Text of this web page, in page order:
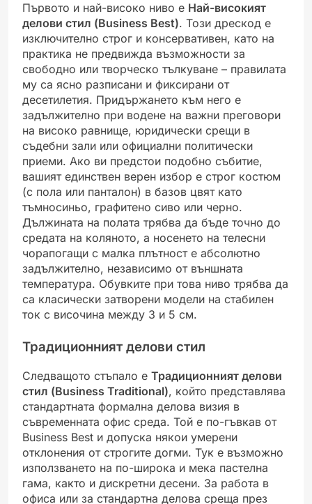
Първото и най-високо ниво е Най-високият
делови стил (Business Best). Този дрескод е
изключително строг и консервативен, като на
практика не предвижда възможности за
свободно или творческо тълкуване – правилата
му са ясно разписани и фиксирани от
десетилетия. Придържането към него е
задължително при водене на важни преговори
на високо равнище, юридически срещи в
съдебни зали или официални политически
приеми. Ако ви предстои подобно събитие,
вашият единствен верен избор е строг костюм
(с пола или панталон) в базов цвят като
тъмносиньо, графитено сиво или черно.
Дължината на полата трябва да бъде точно до
средата на коляното, а носенето на телесни
чорапогащи с малка плътност е абсолютно
задължително, независимо от външната
температура. Обувките при това ниво трябва да
са класически затворени модели на стабилен
ток с височина между 3 и 5 см.
Традиционният делови стил
Следващото стъпало е Традиционният делови
стил (Business Traditional), който представлява
стандартната формална делова визия в
съвременната офис среда. Той е по-гъвкав от
Business Best и допуска някои умерени
отклонения от строгите догми. Тук е възможно
използването на по-широка и мека пастелна
гама, както и дискретни десени. За работа в
офиса или за стандартна делова среща през